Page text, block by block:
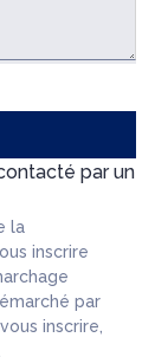
par un
la
inscrire
par
inscrire,